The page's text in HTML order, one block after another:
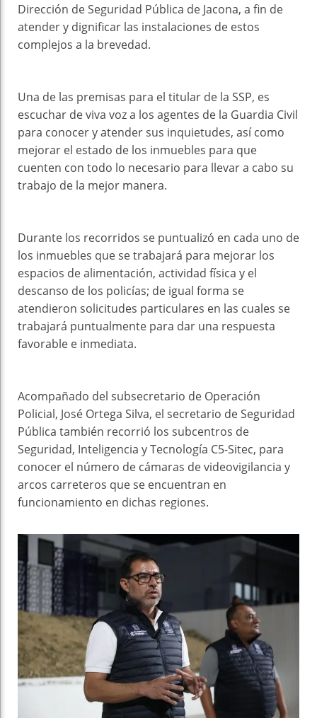
Dirección de Seguridad Pública de Jacona, a fin de
atender y dignificar las instalaciones de estos
complejos a la brevedad.
Una de las premisas para el titular de la SSP, es
escuchar de viva voz a los agentes de la Guardia Civil
para conocer y atender sus inquietudes, así como
mejorar el estado de los inmuebles para que
cuenten con todo lo necesario para llevar a cabo su
trabajo de la mejor manera.
Durante los recorridos se puntualizó en cada uno de
los inmuebles que se trabajará para mejorar los
espacios de alimentación, actividad física y el
descanso de los policías; de igual forma se
atendieron solicitudes particulares en las cuales se
trabajará puntualmente para dar una respuesta
favorable e inmediata.
Acompañado del subsecretario de Operación
Policial, José Ortega Silva, el secretario de Seguridad
Pública también recorrió los subcentros de
Seguridad, Inteligencia y Tecnología C5-Sitec, para
conocer el número de cámaras de videovigilancia y
arcos carreteros que se encuentran en
funcionamiento en dichas regiones.